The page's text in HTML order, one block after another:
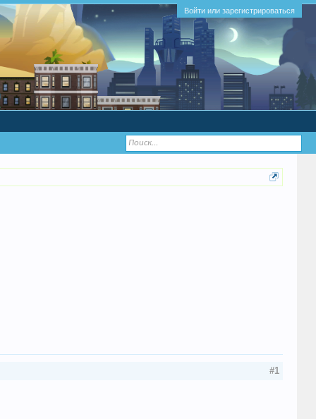
Войти или зарегистрироваться
#1